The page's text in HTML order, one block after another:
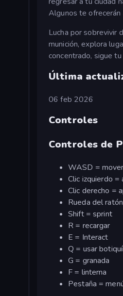
Algunos te ofrecerán
Lucha por sobrevivir
munición, explora
concentrado, sigue
Última
06 feb 2026
Controles
Controles de
WASD = mover
Clic izquierdo =
Clic derecho =
Rueda del
Shift = sprint
R = recargar
E = Interact
Q = usar
G = granada
F = linterna
Pestaña =